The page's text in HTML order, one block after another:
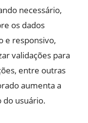
necessário,
os dados
e responsivo,
validações para
entre outras
aumenta a
do usuário.